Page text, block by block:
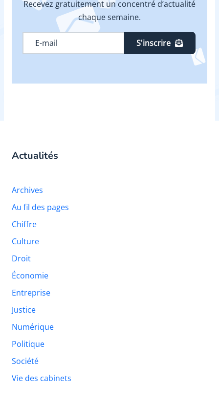
Recevez gratuitement un concentré d’actualité
chaque semaine.
S'inscrire
Actualités
Archives
Au fil des pages
Chiffre
Culture
Droit
Économie
Entreprise
Justice
Numérique
Politique
Société
Vie des cabinets